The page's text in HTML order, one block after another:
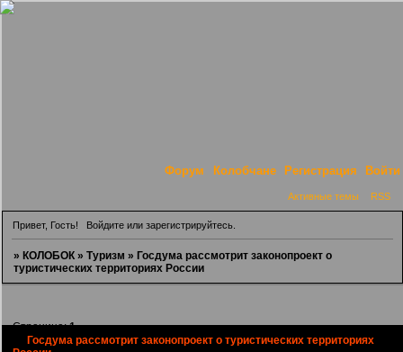
Форум Колобчане Регистрация Войти
Активные темы RSS
Привет, Гость! Войдитеили зарегистрируйтесь.
»КОЛОБОК »Туризм »Госдума рассмотрит законопроект о
туристических территориях России
Госдума рассмотрит законопроект о туристических территориях
Страница:1